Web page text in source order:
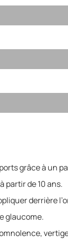
grâce à un
partir de 10 ans.
derrière
glaucome.